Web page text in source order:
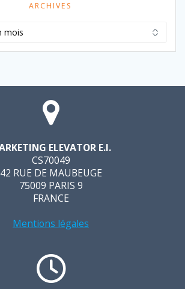
ARCHIVES
ELEVATOR E.I.
CS70049
42 RUE DE MAUBEUGE
75009 PARIS 9
FRANCE
Mentions légales